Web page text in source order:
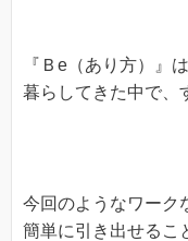
『Ｂe（あり方）』
暮らしてきた中で、
今回のようなワーク
簡単に引き出せるこ